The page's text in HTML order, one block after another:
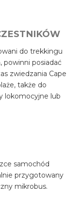
do trekkingu
powinni posiadać
zwiedzania Cape
także do
lokomocyjne lub
samochód
przygotowany
mikrobus.